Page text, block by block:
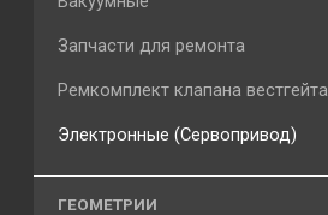
Запчасти для ремонта
Ремкомплект клапана вестгейта
Электронные (Сервопривод)
ГЕОМЕТРИИ